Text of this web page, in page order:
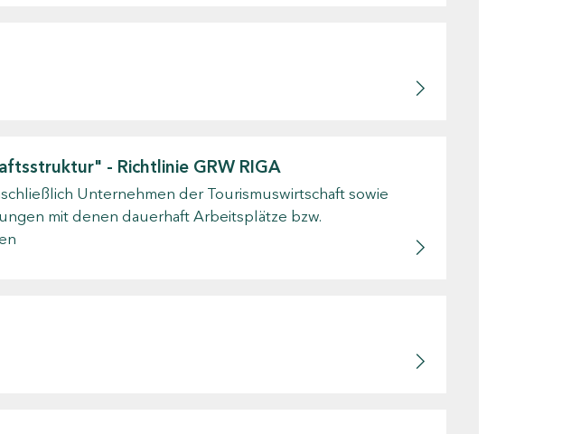
- Richtlinie GRW RIGA
Unternehmen der Tourismuswirtschaft sowie
mit denen dauerhaft Arbeitsplätze bzw.